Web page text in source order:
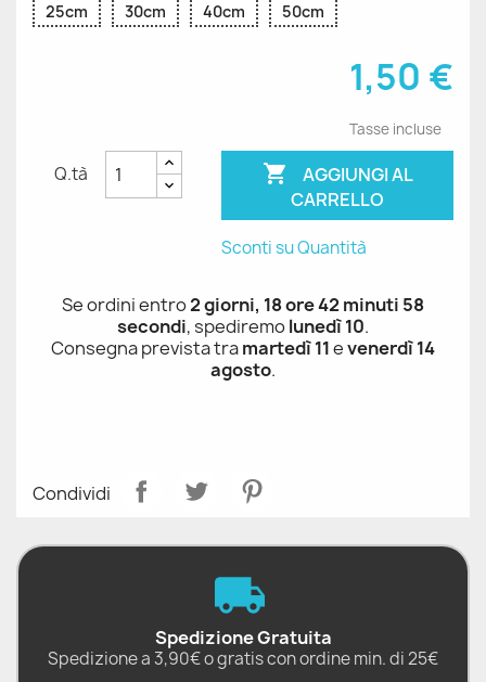
25cm
30cm 40cm 50cm
1,50 €
Tasse incluse
Q.tà 
CARRELLO
Sconti su Quantità
Se ordini entro2 giorni, 18 ore 42 minuti 58
secondi, spediremolunedì 10.
Consegna prevista tramartedì 11evenerdì 14
agosto.
Condividi
Spedizione Gratuita
Spedizione a 3,90€ o gratis con ordine min. di 25€